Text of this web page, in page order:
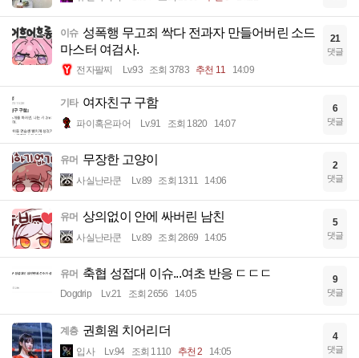
이슈 성폭행 무고죄 싹다 전과자 만들어버린 소드
마스터 여검사.
전자팔찌 Lv.93 조회 3783 추천 11 14:09
21
댓글
기타 여자친구 구함
파이혹은파어 Lv.91 조회 1820 14:07
6
댓글
유머 무장한 고양이
사실난라쿤 Lv.89 조회 1311 14:06
2
댓글
유머 상의없이 안에 싸버린 남친
사실난라쿤 Lv.89 조회 2869 14:05
5
댓글
유머 축협 성접대 이슈...여초 반응 ㄷㄷㄷ
Dogdrip Lv.21 조회 2656 14:05
9
댓글
계층 권희원 치어리더
입사 Lv.94 조회 1110 추천 2 14:05
4
댓글